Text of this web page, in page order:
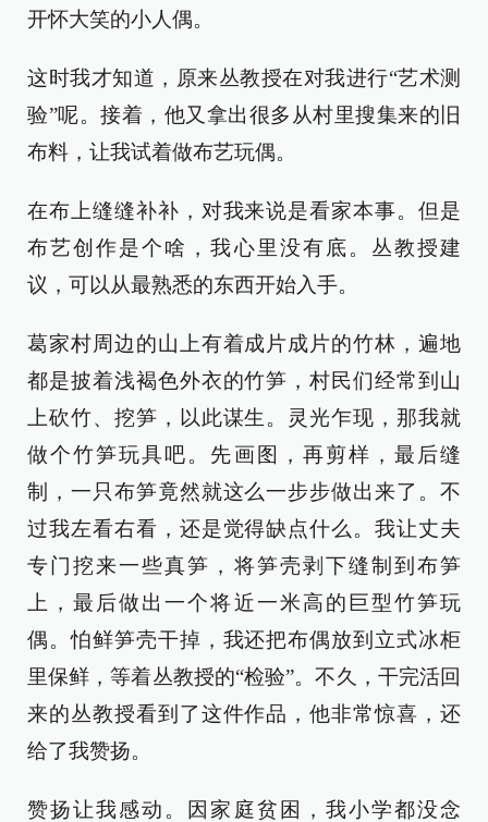
开怀大笑的小人偶。
这时我才知道，原来丛教授在对我进行“艺术测
验”呢。接着，他又拿出很多从村里搜集来的旧
布料，让我试着做布艺玩偶。
在布上缝缝补补，对我来说是看家本事。但是
布艺创作是个啥，我心里没有底。丛教授建
议，可以从最熟悉的东西开始入手。
葛家村周边的山上有着成片成片的竹林，遍地
都是披着浅褐色外衣的竹笋，村民们经常到山
上砍竹、挖笋，以此谋生。灵光乍现，那我就
做个竹笋玩具吧。先画图，再剪样，最后缝
制，一只布笋竟然就这么一步步做出来了。不
过我左看右看，还是觉得缺点什么。我让丈夫
专门挖来一些真笋，将笋壳剥下缝制到布笋
上，最后做出一个将近一米高的巨型竹笋玩
偶。怕鲜笋壳干掉，我还把布偶放到立式冰柜
里保鲜，等着丛教授的“检验”。不久，干完活回
来的丛教授看到了这件作品，他非常惊喜，还
给了我赞扬。
赞扬让我感动。因家庭贫困，我小学都没念